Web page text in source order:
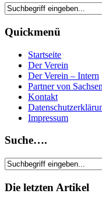
Quickmenü
Startseite
Der Verein
Der Verein – Intern
Partner von
Kontakt
Impressum
Suche….
Die letzten Artikel